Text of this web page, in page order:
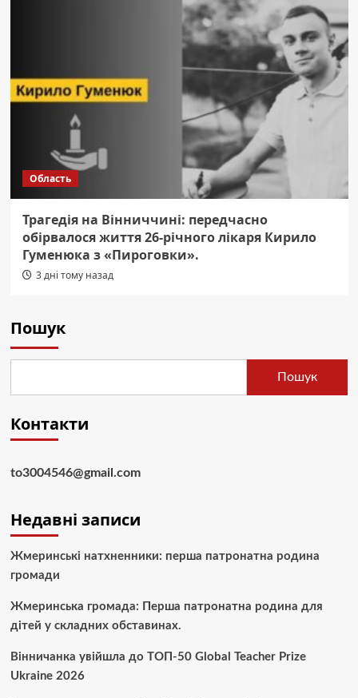
Область
Трагедія на Вінниччині: передчасно
обірвалося життя 26-річного лікаря Кирило
Гуменюка з «Пироговки».
3 дні тому назад
Пошук
Пошук
Контакти
to3004546@gmail.com
Недавні записи
Жмеринські натхненники: перша патронатна родина
громади
Жмеринська громада: Перша патронатна родина для
дітей у складних обставинах.
Вінничанка увійшла до ТОП-50 Global Teacher Prize
Ukraine 2026